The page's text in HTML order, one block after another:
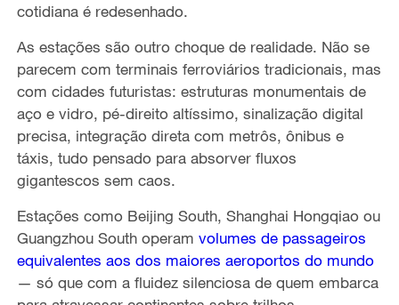
cotidiana é redesenhado.
As estações são outro choque de realidade. Não se
parecem com terminais ferroviários tradicionais, mas
com cidades futuristas: estruturas monumentais de
aço e vidro, pé-direito altíssimo, sinalização digital
precisa, integração direta com metrôs, ônibus e
táxis, tudo pensado para absorver fluxos
gigantescos sem caos.
Estações como Beijing South, Shanghai Hongqiao ou
Guangzhou South operam volumes de passageiros
equivalentes aos dos maiores aeroportos do mundo
— só que com a fluidez silenciosa de quem embarca